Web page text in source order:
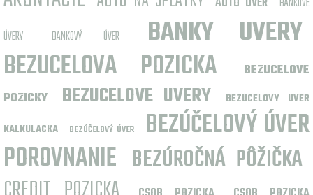
ÚVERY
BANKOVÝ ÚVER
BANKY UVERY
BEZUCELOVA POZICKA
BEZUCELOVE
POZICKY
BEZUCELOVE UVERY
BEZUCELOVY UVER
KALKULACKA
BEZÚČELOVÝ ÚVER
BEZÚČELOVÝ ÚVER
POROVNANIE BEZÚROČNÁ PÔŽIČKA